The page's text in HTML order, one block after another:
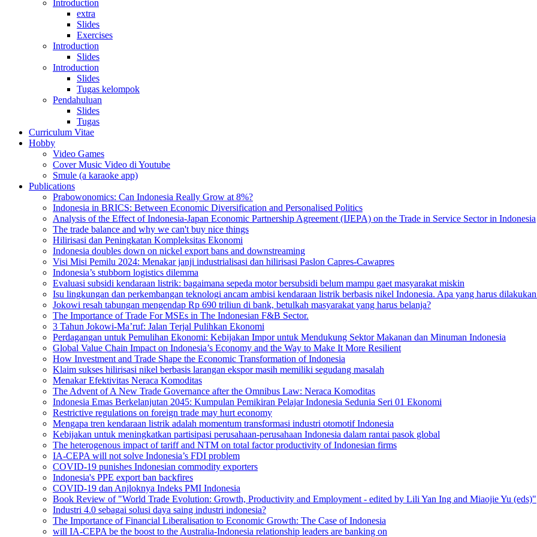
Introduction
extra
Slides
Exercises
Introduction
Slides
Introduction
Slides
Tugas kelompok
Pendahuluan
Slides
Tugas
Curriculum Vitae
Hobby
Video Games
Cover Music Video di Youtube
Smule (a karaoke app)
Publications
Prabowonomics: Can Indonesia Really Grow at 8%?
Indonesia in BRICS: Between Economic Diversification and Personalised Politics
Analysis of the Effect of Indonesia-Japan Economic Partnership Agreement (IJEPA) on the Trade in Service Sector in Indonesia
The trade balance and why we can't buy nice things
Hilirisasi dan Peningkatan Kompleksitas Ekonomi
Indonesia doubles down on nickel export bans and downstreaming
Visi Misi Pemilu 2024: Menakar janji industrialisasi dan hilirisasi Paslon Capres-Cawapres
Indonesia’s stubborn logistics dilemma
Evaluasi subsidi kendaraan listrik: bagaimana sepeda motor bersubsidi belum mampu gaet masyarakat miskin
Isu lingkungan dan perkembangan teknologi ancam ambisi kendaraan listrik berbasis nikel Indonesia. Apa yang harus
Jokowi resah tabungan mengendap Rp 690 triliun di bank, betulkah masyarakat yang harus belanja?
The Importance of Trade For MSEs in The Indonesian F&B Sector.
3 Tahun Jokowi-Ma’ruf: Jalan Terjal Pulihkan Ekonomi
Perdagangan untuk Pemulihan Ekonomi: Kebijakan Impor untuk Mendukung Sektor Makanan dan Minuman Indonesia
Global Value Chain Impact on Indonesia’s Economy and the Way to Make It More Resilient
How Investment and Trade Shape the Economic Transformation of Indonesia
Klaim sukses hilirisasi nikel berbasis larangan ekspor masih memiliki segudang masalah
Menakar Efektivitas Neraca Komoditas
The Advent of A New Trade Governance after the Omnibus Law: Neraca Komoditas
Indonesia Emas Berkelanjutan 2045: Kumpulan Pemikiran Pelajar Indonesia Sedunia Seri 01 Ekonomi
Restrictive regulations on foreign trade may hurt economy
Mengapa tren kendaraan listrik adalah momentum transformasi industri otomotif Indonesia
Kebijakan untuk meningkatkan partisipasi perusahaan-perusahaan Indonesia dalam rantai pasok global
The heterogenous impact of tariff and NTM on total factor productivity of Indonesian firms
IA-CEPA will not solve Indonesia’s FDI problem
COVID-19 punishes Indonesian commodity exporters
Indonesia's PPE export ban backfires
COVID-19 dan Anjloknya Indeks PMI Indonesia
Book Review of "World Trade Evolution: Growth, Productivity and Employment ‐ edited by Lili Yan Ing and Miaojie Yu (eds)"
Industri 4.0 sebagai solusi daya saing industri indonesia?
The Importance of Financial Liberalisation to Economic Growth: The Case of Indonesia
will IA-CEPA be the boost to the Australia-Indonesia relationship leaders are banking on